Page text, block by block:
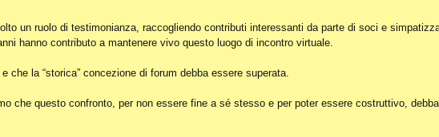
un ruolo di testimonianza, raccogliendo contributi interessanti da parte di soci e
hanno contributo a mantenere vivo questo luogo di incontro virtuale.
la “storica” concezione di forum debba essere superata.
che questo confronto, per non essere fine a sé stesso e per poter essere costruttivo,